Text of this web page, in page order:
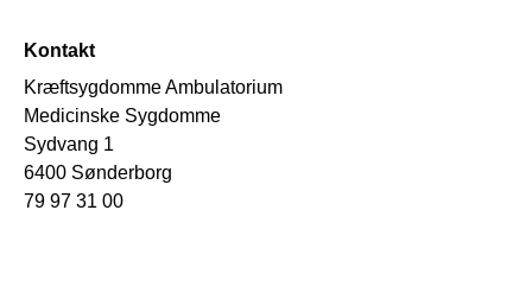
Kontakt
Kræftsygdomme Ambulatorium
Medicinske Sygdomme
Sydvang 1
6400 Sønderborg
79 97 31 00